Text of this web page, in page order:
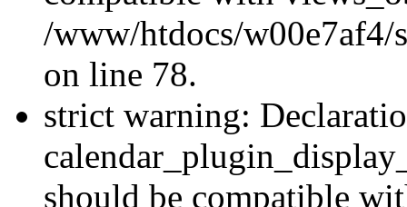
/www/htdocs/w00e7af4/
on line 78.
strict warning:
should be compatible